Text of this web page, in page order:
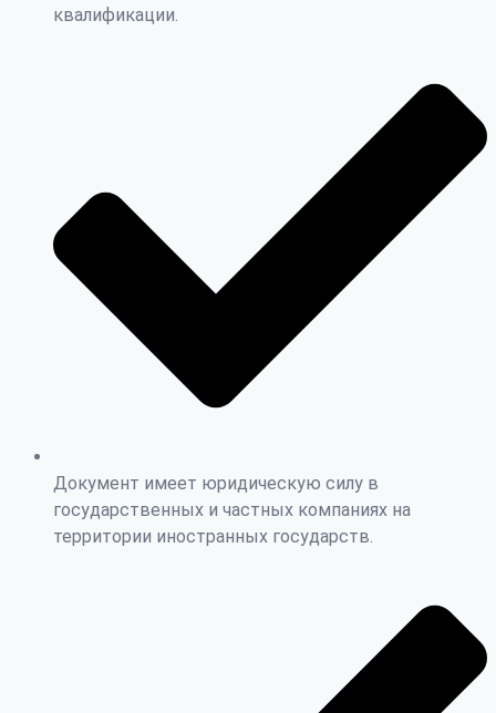
квалификации.
Документ имеет юридическую силу в
государственных и частных компаниях на
территории иностранных государств.